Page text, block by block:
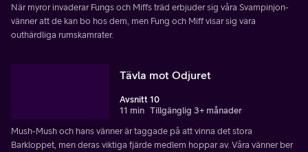
När myror invaderar Fungs och Miffs träd erbjuder sig våra Svampinjon-
vänner att de kan bo hos dem, men Fung och Miff visar sig vara
outhärdliga rumskamrater.
Tävla mot Odjuret
Avsnitt 10
11 min Tillgänglig 3+ månader
Mush-Mush och hans vänner är taggade på att vinna det stora
Barkloppet, men deras viktiga fjärde medlem hoppar av. Våra vänner ber